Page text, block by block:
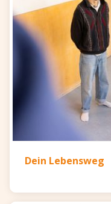
Dein Lebensweg